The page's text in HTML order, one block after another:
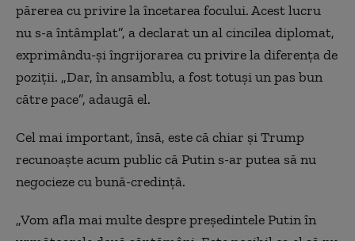
părerea cu privire la încetarea focului. Acest lucru
nu s-a întâmplat”, a declarat un al cincilea diplomat,
exprimându-și îngrijorarea cu privire la diferența de
poziții. „Dar, în ansamblu, a fost totuși un pas bun
către pace”, adaugă el.
Cel mai important, însă, este că chiar și Trump
recunoaște acum public că Putin s-ar putea să nu
negocieze cu bună-credință.
„Vom afla mai multe despre președintele Putin în